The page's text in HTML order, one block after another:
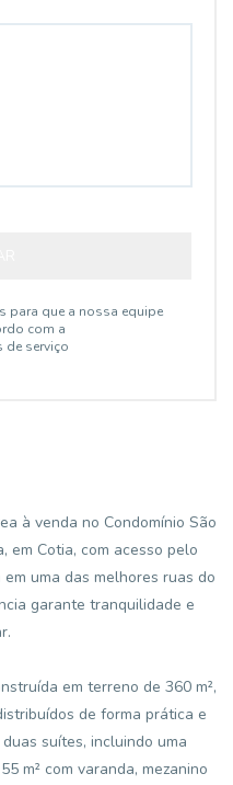
para que a nossa equipe
com a
de serviço
à venda no Condomínio São
em Cotia, com acesso pelo
uma das melhores ruas do
garante tranquilidade e
em terreno de 360 m²,
de forma prática e
suítes, incluindo uma
m² com varanda, mezanino